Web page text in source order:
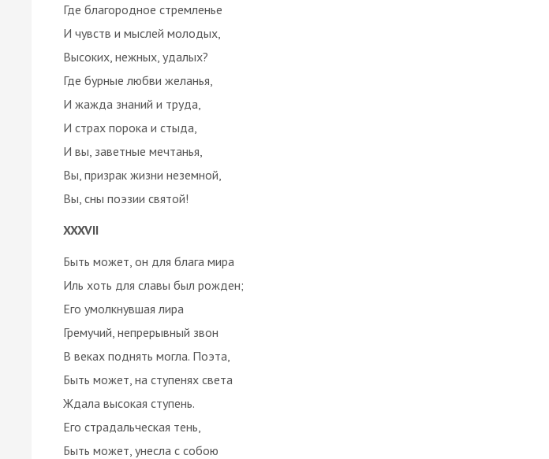
Где благородное стремленье
И чувств и мыслей молодых,
Высоких, нежных, удалых?
Где бурные любви желанья,
И жажда знаний и труда,
И страх порока и стыда,
И вы, заветные мечтанья,
Вы, призрак жизни неземной,
Вы, сны поэзии святой!
XXXVII
Быть может, он для блага мира
Иль хоть для славы был рожден;
Его умолкнувшая лира
Гремучий, непрерывный звон
В веках поднять могла. Поэта,
Быть может, на ступенях света
Ждала высокая ступень.
Его страдальческая тень,
Быть может, унесла с собою